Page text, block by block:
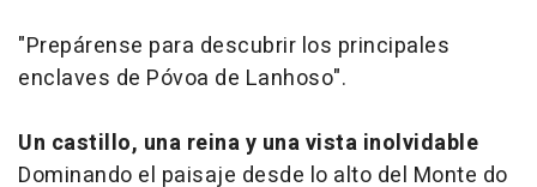
"Prepárense para descubrir los principales
enclaves de Póvoa de Lanhoso".
Un castillo, una reina y una vista inolvidable
Dominando el paisaje desde lo alto del Monte do